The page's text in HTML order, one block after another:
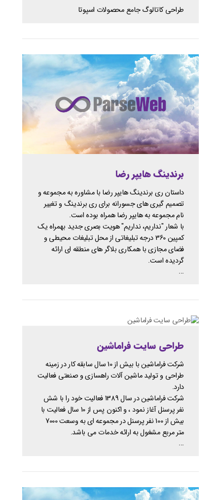
طراحی کاتالوگ جامع محصولات اسپوتا
برندینگ هایپر رضا
داستان ری برندینگ هایپر رضا با مشاوره به مجموعه و
تصمیم گیری های جسورانه برای ری برندینگ و تغییر
نام مجموعه به هایپر رضا همراه بوده است.
با شعار "نداریم، نداریم" هویت بصری جدید بهمراه یک
کمپین 360 درجه تبلیغاتی از محل تبلیغات محیطی و
فضای مجازی با همکاری بلاگر های منطقه ای ارائه
گردیده است.
...
طراحی سایت فراماشین
شرکت فراماشین با بیش از 10 سال سابقه کار در زمینه
طراحی و تولید ماشین آلات راهسازی و صنعتی فعالیت
دارد.
شرکت فراماشین در سال 1389 فعالیت خود را با شش
نفر پرسنل آغاز نمود ، و اکنون پس از 10 سال فعالیت با
بیش از 100 نفر پرسنل در مجموعه ای به وسعت 7000
متر مربع مشغول به ارائه خدمات می باشد.
...